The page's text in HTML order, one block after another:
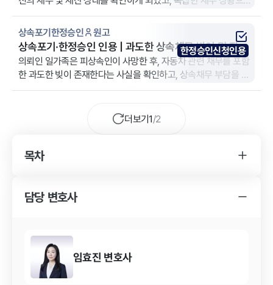
인해 상속인으로서의 법적 책임을 우려하여 법무법인 YK 전주 분
사무소에 방문하여 상담 및 사건을 의뢰하게 되었습니다.
상속포기한정승인 원고
상속포기·한정승인 인용 | 과도한 상속채무 방어 및 장례
비 인출 소명
의뢰인 일가족은 피상속인이 사망한 후, 자동차 관련 채무를 포함
한 과도한 빚이 존재한다는 사실을 확인하고, 상속채무 부담을 피
하고자 법무법인 YK 서울 강남 주사무소에 방문하여 상속포기 및
한정승인신청인용
더보기1/2
목차
상속포기한정승인 사건의 소송 결과
담당 변호사
임효진 변호사